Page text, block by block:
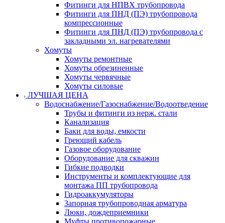
Фитинги для НПВХ трубопровода
Фитинги для ПНД (ПЭ) трубопровода
компрессионные
Фитинги для ПНД (ПЭ) трубопровода с
закладными эл. нагревателями
Хомуты
Хомуты ремонтные
Хомуты обрезиненные
Хомуты червячные
Хомуты силовые
ЛУЧШАЯ ЦЕНА
Водоснабжение/Газоснабжение/Водоотведение
Трубы и фитинги из нерж. стали
Канализация
Баки для воды, емкости
Греющий кабель
Газовое оборудование
Оборудование для скважин
Гибкие подводки
Инструменты и комплектующие для
монтажа ПП трубопровода
Гидроаккумуляторы
Запорная трубопроводная арматура
Люки, дождеприемники
Муфты противопожарные